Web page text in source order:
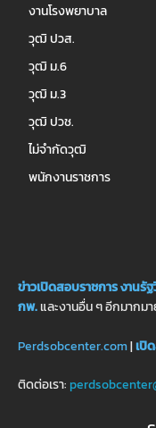
งานโรงพยาบาล
วุฒิ ปวส.
วุฒิ ม.6
วุฒิ ม.3
วุฒิ ปวช.
ไม่จำกัดวุฒิ
พนักงานราชการ
ข่าวเปิดสอบราชการงานรั
กพ.และงานอื่น ๆ อีกมากม
Perdsobcenter.com|เปิ
ติดต่อเรา: